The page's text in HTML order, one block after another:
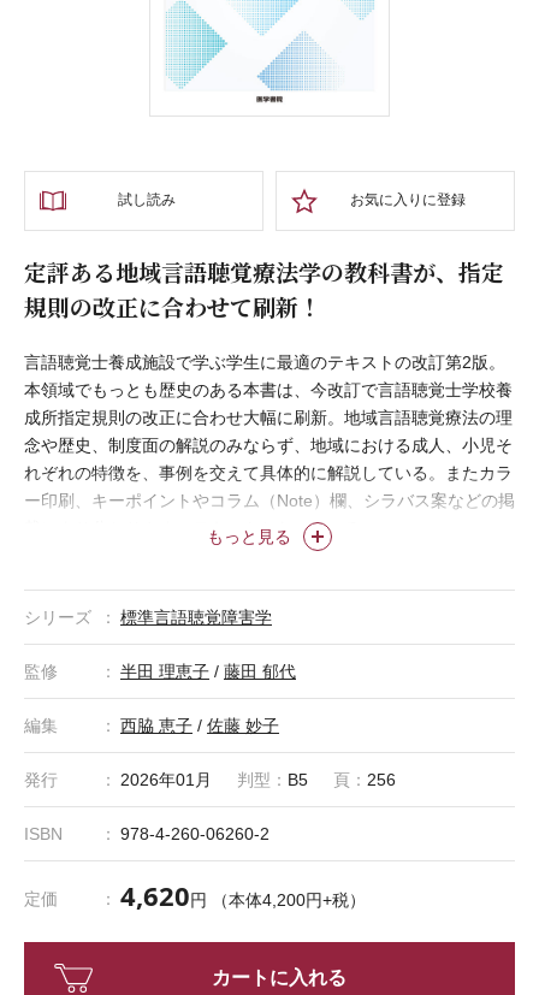
試し読み お気に入りに登録
定評ある地域言語聴覚療法学の教科書が、指定
規則の改正に合わせて刷新！
もっと見る
言語聴覚士養成施設で学ぶ学生に最適のテキストの改訂第2版。
本領域でもっとも歴史のある本書は、今改訂で言語聴覚士学校養
成所指定規則の改正に合わせ大幅に刷新。地域言語聴覚療法の理
念や歴史、制度面の解説のみならず、地域における成人、小児そ
れぞれの特徴を、事例を交えて具体的に解説している。またカラ
ー印刷、キーポイントやコラム（Note）欄、シラバス案などの掲
載により分かりやすいテキストとなっている。
シリーズ 標準言語聴覚障害学
監修 半田 理恵子 / 藤田 郁代
編集 西脇 恵子 / 佐藤 妙子
発行 2026年01月 判型： B5 頁： 256
ISBN 978-4-260-06260-2
定価 4,620円 （本体4,200円+税）
カートに入れる